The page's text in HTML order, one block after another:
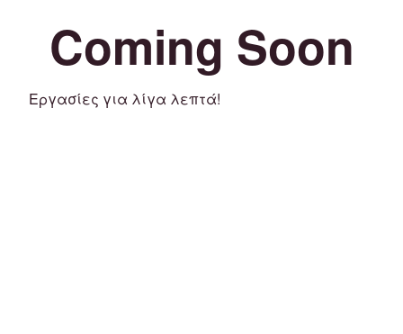
Coming Soon
Εργασίες για λίγα λεπτά!